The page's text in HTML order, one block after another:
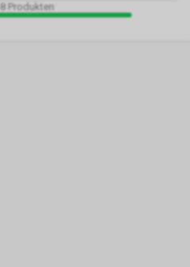
8Produkten